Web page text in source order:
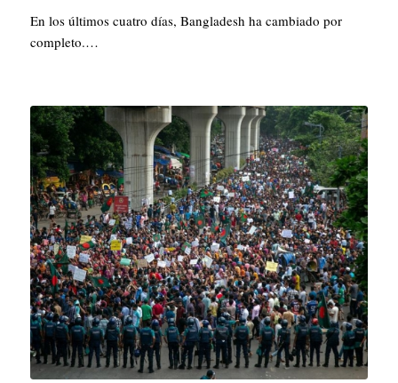
En los últimos cuatro días, Bangladesh ha cambiado por
completo.…